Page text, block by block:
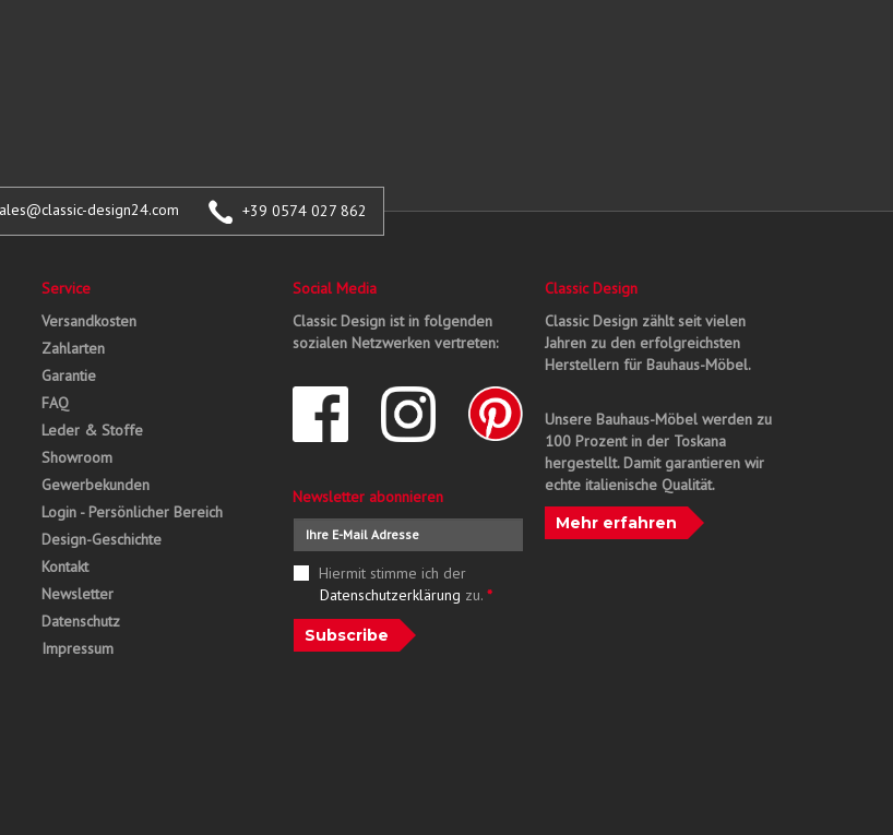
design24.com +39 0574 027 862
Service
Versandkosten
Zahlarten
Garantie
FAQ
Leder & Stoffe
Showroom
Gewerbekunden
Login - Persönlicher Bereich
Design-Geschichte
Kontakt
Newsletter
Datenschutz
Impressum
Social Media
Classic Design ist in folgenden
sozialen Netzwerken vertreten:
Newsletter abonnieren
Hiermit stimme ich der
Datenschutzerklärung zu. *
Subscribe
Classic Design
Classic Design zählt seit vielen
Jahren zu den erfolgreichsten
Herstellern für Bauhaus-Möbel.
Unsere Bauhaus-Möbel werden zu
100 Prozent in der Toskana
hergestellt. Damit garantieren wir
echte italienische Qualität.
Mehr erfahren